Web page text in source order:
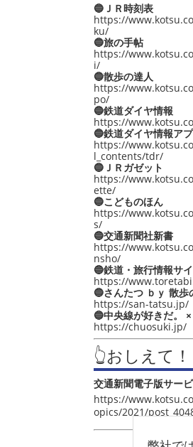
🔵ＪＲ時刻表
https://
ku/
🔵旅の手帖
https://
i/
🔵散歩の達人
https://
po/
🔵鉄道ダイヤ情報
https://
🔵鉄道ダイヤ情報ア
https://
l_contents/tdr/
🔵ＪＲガゼット
https://
ette/
🔵こどものほん
https://
s/
🔵交通新聞社新書
https://
nsho/
🔵鉄道・旅行情報サ
https://
🔵さんたつ ｂｙ 散歩
https://san-tatsu.jp/
🔵中央線が好きだ。
https://chuosuki.jp/
👆おしえて
交通新聞電子版サー
https://
opics/2021/